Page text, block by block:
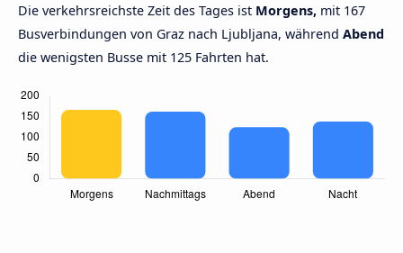
Die verkehrsreichste Zeit des Tages ist Morgens, mit 167
Busverbindungen von Graz nach Ljubljana, während Abend
die wenigsten Busse mit 125 Fahrten hat.